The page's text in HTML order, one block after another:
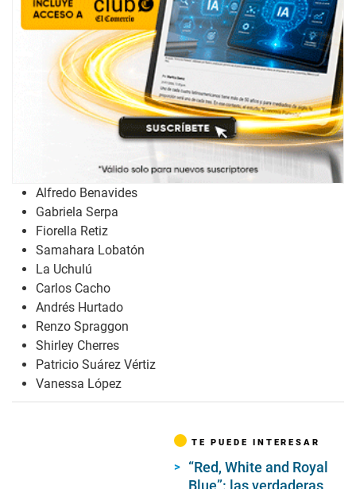
Alfredo Benavides
Gabriela Serpa
Fiorella Retiz
Samahara Lobatón
La Uchulú
Carlos Cacho
Andrés Hurtado
Renzo Spraggon
Shirley Cherres
Patricio Suárez Vértiz
Vanessa López
TE PUEDE INTERESAR
“Red, White and Royal
Blue”: las verdaderas